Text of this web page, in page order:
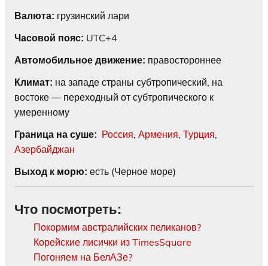
Валюта: грузинский лари
Часовой пояс: UTC+4
Автомобильное движение: правостороннее
Климат: на западе страны субтропический, на
востоке — переходный от субтропического к
умеренному
Граница на суше: Россия Армения Турция
Азербайджан
Выход к морю: есть (Черное море)
Что посмотреть:
Покормим австралийских пеликанов?
Корейские лисички из TimesSquare
Погоняем на БелАЗе?